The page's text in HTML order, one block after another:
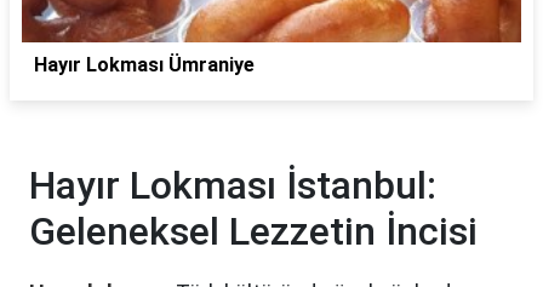
Hayır Lokması Ümraniye
Hayır Lokması İstanbul:
Geleneksel Lezzetin İncisi